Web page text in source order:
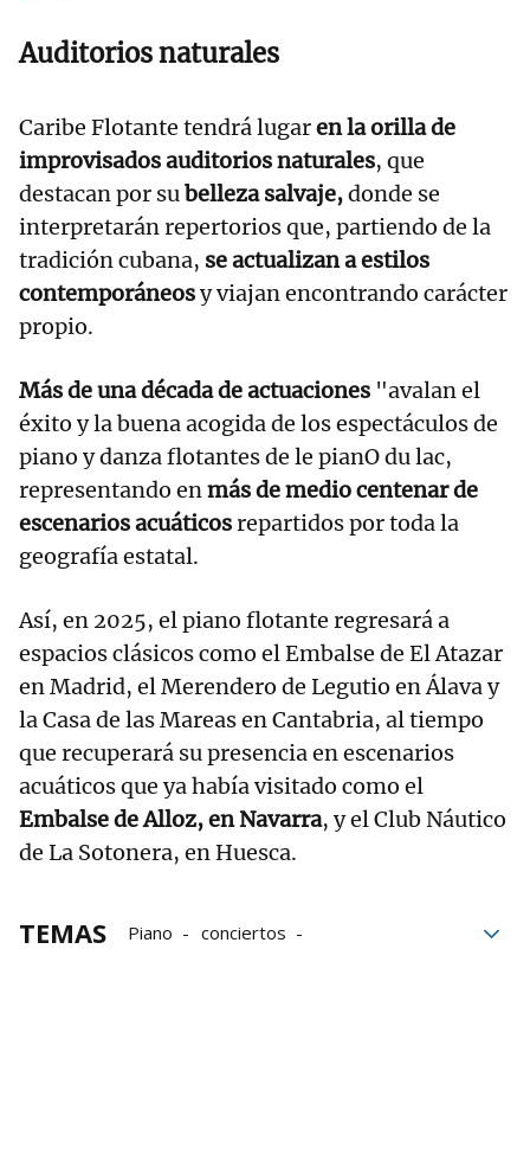
Auditorios naturales
Caribe Flotante tendrá lugaren la orilla de
improvisados auditorios naturales, que
destacan por subelleza salvaje,donde se
interpretarán repertorios que, partiendo de la
tradición cubana, se actualizan a estilos
contemporáneosy viajan encontrando carácter
propio.
Más de una década de actuaciones "avalan el
éxito y la buena acogida de los espectáculos de
piano y danza flotantes de le pianO du lac,
representando enmás de medio centenar de
escenarios acuáticosrepartidos por toda la
geografía estatal.
Así, en 2025, el piano flotante regresará a
espacios clásicos como el Embalse de El Atazar
en Madrid, el Merendero de Legutio en Álava y
la Casa de las Mareas en Cantabria, al tiempo
que recuperará su presencia en escenarios
acuáticos que ya había visitado como el
Embalse de Alloz, en Navarra, y el Club Náutico
de La Sotonera, en Huesca.
TEMAS Piano
conciertos